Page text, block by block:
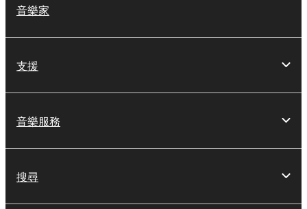
音樂家
支援
音樂服務
搜尋